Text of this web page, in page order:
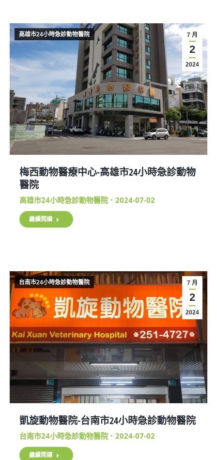
7 月
2
2024
高雄市24小時急診動物醫院
梅西動物醫療中心-高雄市24小時急診動物
醫院
高雄市24小時急診動物醫院 2024-07-02
繼續閱讀
7 月
2
2024
台南市24小時急診動物醫院
凱旋動物醫院-台南市24小時急診動物醫院
台南市24小時急診動物醫院 2024-07-02
繼續閱讀